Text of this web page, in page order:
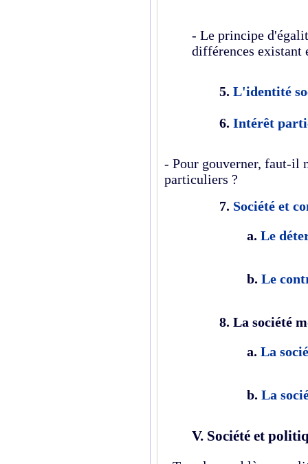
- Le principe
différences existant
5. L'identité
6. Intérêt
- Pour gouverner, faut-il
particuliers ?
7. Société et
a. Le
b. Le
8. La société
a. La
b. La
V. Société et